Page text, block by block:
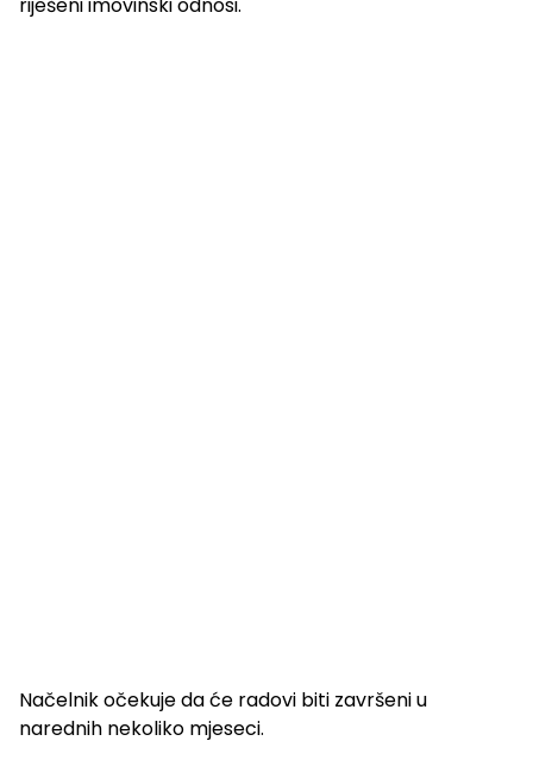
riješeni imovinski odnosi.
Načelnik očekuje da će radovi biti završeni u
narednih nekoliko mjeseci.